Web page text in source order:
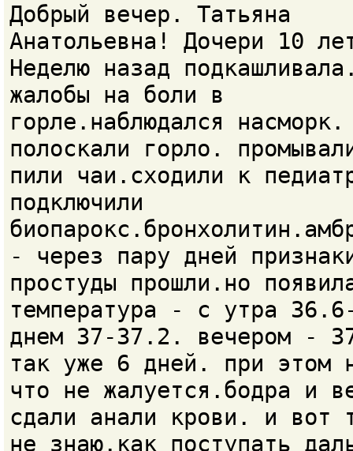
Добрый вечер. Татьяна
Анатольевна! Дочери 10
Неделю назад
жалобы на боли в
горле.наблюдался насморк.
полоскали горло.
пили чаи.сходили к
подключили
- через пару дней
простуды прошли.но
температура - с утра
днем 37-37.2. вечером -
так уже 6 дней. при этом
что не жалуется.бодра и
сдали анали крови. и вот
не знаю.как поступать